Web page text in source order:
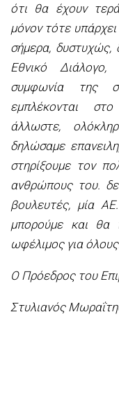
ότι θα έχουν
μόνον τότε
σήμερα, δυστυχώς,
Εθνικό Διάλογο,
συμφωνία της
εμπλέκονται
άλλωστε,
δηλώσαμε
στηρίξουμε τον
ανθρώπους του.
βουλευτές, μία
μπορούμε και θα
ωφέλιμος για
Ο Πρόεδρος του
Στυλιανός